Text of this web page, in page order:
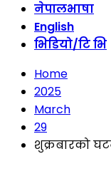
नेपालभाषा
English
भिडियो/टि भि
Home
2025
March
29
शुक्रबारको